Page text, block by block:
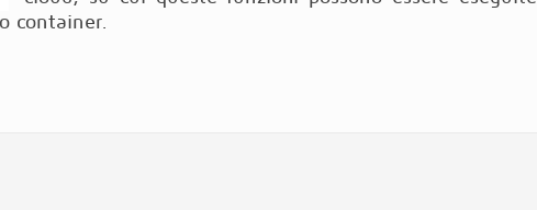
container.